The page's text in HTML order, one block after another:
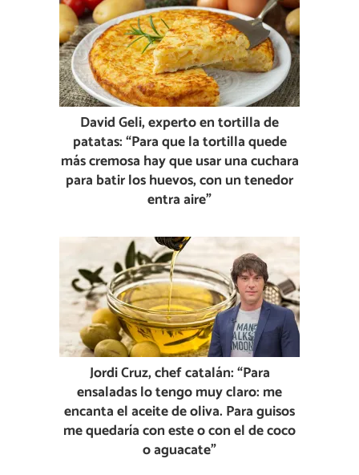
David Geli, experto en tortilla de
patatas: “Para que la tortilla quede
más cremosa hay que usar una cuchara
para batir los huevos, con un tenedor
entra aire”
Jordi Cruz, chef catalán: “Para
ensaladas lo tengo muy claro: me
encanta el aceite de oliva. Para guisos
me quedaría con este o con el de coco
o aguacate”